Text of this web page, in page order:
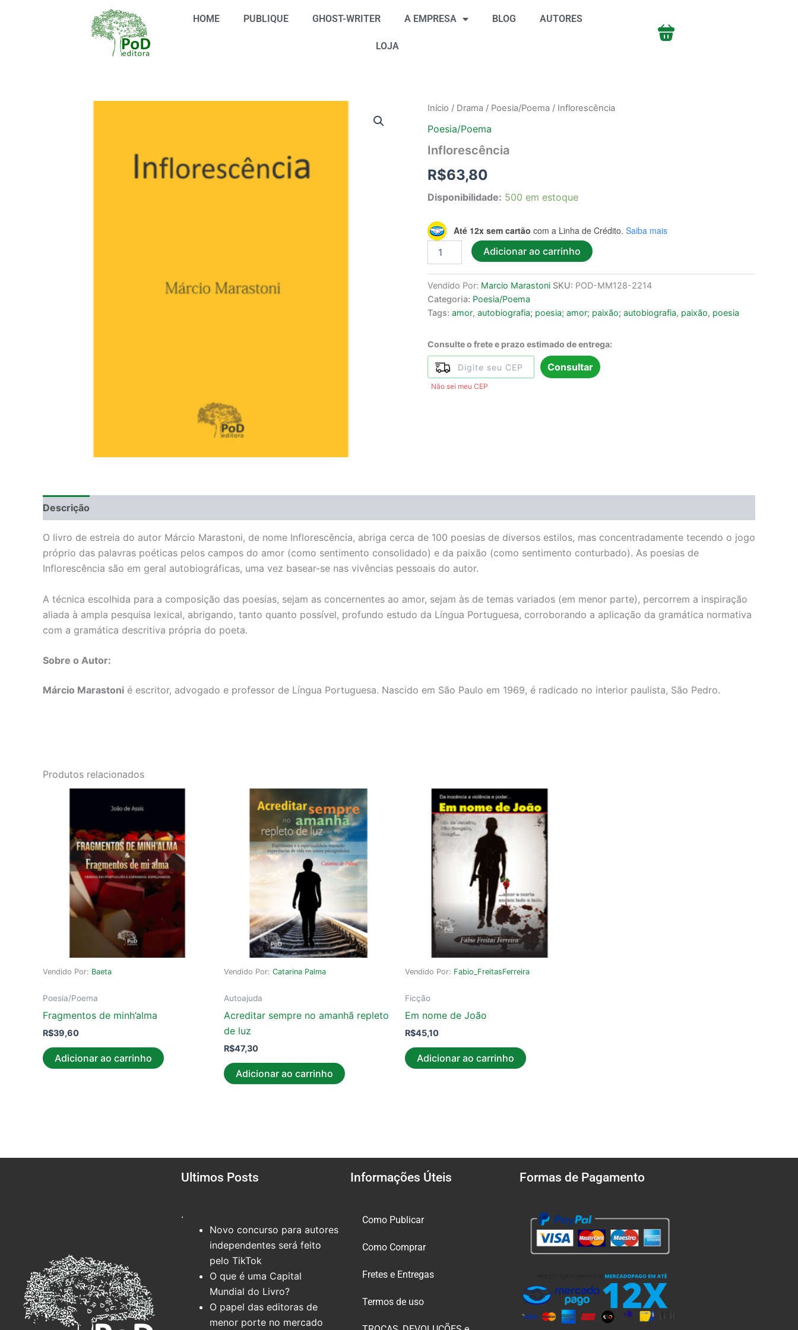
HOME PUBLIQUE GHOST-WRITER A EMPRESA BLOG AUTORES
LOJA
Início / Drama / Poesia/Poema / Inflorescência
Poesia/Poema
Inflorescência
R$63,80
Disponibilidade: 500 em estoque
Até 12x sem cartão com a Linha de Crédito. Saiba mais
Inflorescência
Adicionar ao carrinho
Vendido Por: Marcio Marastoni SKU: POD-MM128-2214
Categoria: Poesia/Poema
Tags: amor, autobiografia; poesia; amor; paixão; autobiografia, paixão, poesia
Consulte o frete e prazo estimado de entrega:
Consultar
Não sei meu CEP
Descrição
O livro de estreia do autor Márcio Marastoni, de nome Inflorescência, abriga cerca de 100 poesias de diversos estilos, mas concentradamente tecendo o jogo
próprio das palavras poéticas pelos campos do amor (como sentimento consolidado) e da paixão (como sentimento conturbado). As poesias de
Inflorescência são em geral autobiográficas, uma vez basear-se nas vivências pessoais do autor.
A técnica escolhida para a composição das poesias, sejam as concernentes ao amor, sejam às de temas variados (em menor parte), percorrem a inspiração
aliada à ampla pesquisa lexical, abrigando, tanto quanto possível, profundo estudo da Língua Portuguesa, corroborando a aplicação da gramática normativa
com a gramática descritiva própria do poeta.
Sobre o Autor:
Márcio Marastoni é escritor, advogado e professor de Língua Portuguesa. Nascido em São Paulo em 1969, é radicado no interior paulista, São Pedro.
Produtos relacionados
Vendido Por: Baeta
Poesia/Poema
Fragmentos de minh’alma
R$39,60
Adicionar ao carrinho
Vendido Por: Catarina Palma
Autoajuda
Acreditar sempre no amanhã repleto
de luz
R$47,30
Adicionar ao carrinho
Vendido Por: Fabio_FreitasFerreira
Ficção
Em nome de João
R$45,10
Adicionar ao carrinho
Ultimos Posts
.
Novo concurso para autores
independentes será feito
pelo TikTok
O que é uma Capital
Mundial do Livro?
O papel das editoras de
menor porte no mercado
Informações Úteis
Como Publicar
Como Comprar
Fretes e Entregas
Termos de uso
Formas de Pagamento